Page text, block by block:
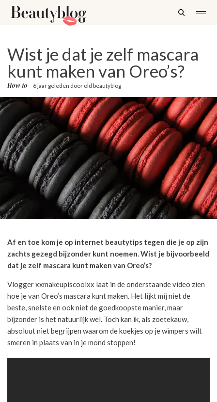
Wist je dat je zelf mascara
kunt maken van Oreo’s?
How-to 6 jaar geleden door old beautyblog
Af en toe kom je op internet beautytips tegen die je op zijn
zachts gezegd bijzonder kunt noemen. Wist je bijvoorbeeld
dat je zelf mascara kunt maken van Oreo’s?
Vlogger xxmakeupiscoolxx laat in de onderstaande video zien
hoe je van Oreo’s mascara kunt maken. Het lijkt mij niet de
beste, snelste en ook niet de goedkoopste manier, maar
bijzonder is het natuurlijk wel. Toch kan ik, als zoetekauw,
absoluut niet begrijpen waarom de koekjes op je wimpers wilt
smeren in plaats van in je mond stoppen!